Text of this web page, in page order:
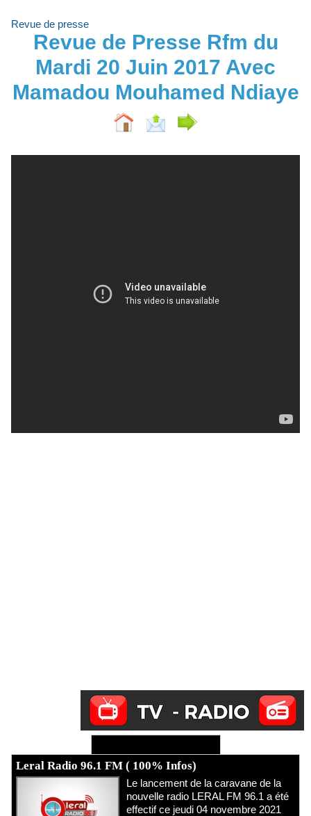
Revue de presse
Revue de Presse Rfm du
Mardi 20 Juin 2017 Avec
Mamadou Mouhamed Ndiaye
Leral Radio 96.1 FM ( 100% Infos)
Le lancement de la caravane de la
nouvelle radio LERAL FM 96.1 a été
effectif ce jeudi 04 novembre 2021